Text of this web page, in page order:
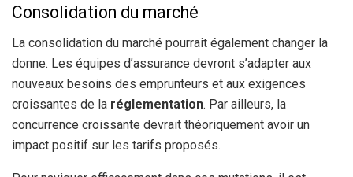
Consolidation du marché
La consolidation du marché pourrait également changer la
donne. Les équipes d’assurance devront s’adapter aux
nouveaux besoins des emprunteurs et aux exigences
croissantes de la réglementation. Par ailleurs, la
concurrence croissante devrait théoriquement avoir un
impact positif sur les tarifs proposés.